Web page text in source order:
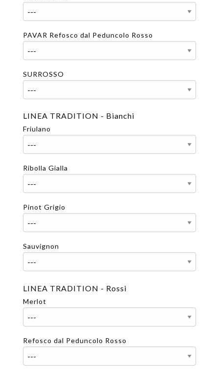
PAVAR Refosco dal Peduncolo Rosso
SURROSSO
LINEA TRADITION - Bianchi
Friulano
Ribolla Gialla
Pinot Grigio
Sauvignon
LINEA TRADITION - Rossi
Merlot
Refosco dal Peduncolo Rosso